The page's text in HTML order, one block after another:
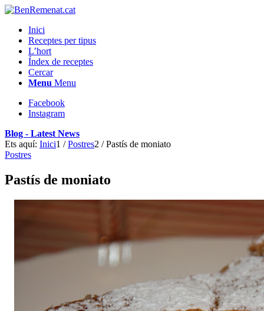
Inici
Receptes per tipus
L’hort
Índex de receptes
Cercar
Menu Menu
Facebook
Instagram
Blog - Latest News
Ets aquí: Inici1 / Postres2 / Pastís de moniato
Postres
Pastís de moniato